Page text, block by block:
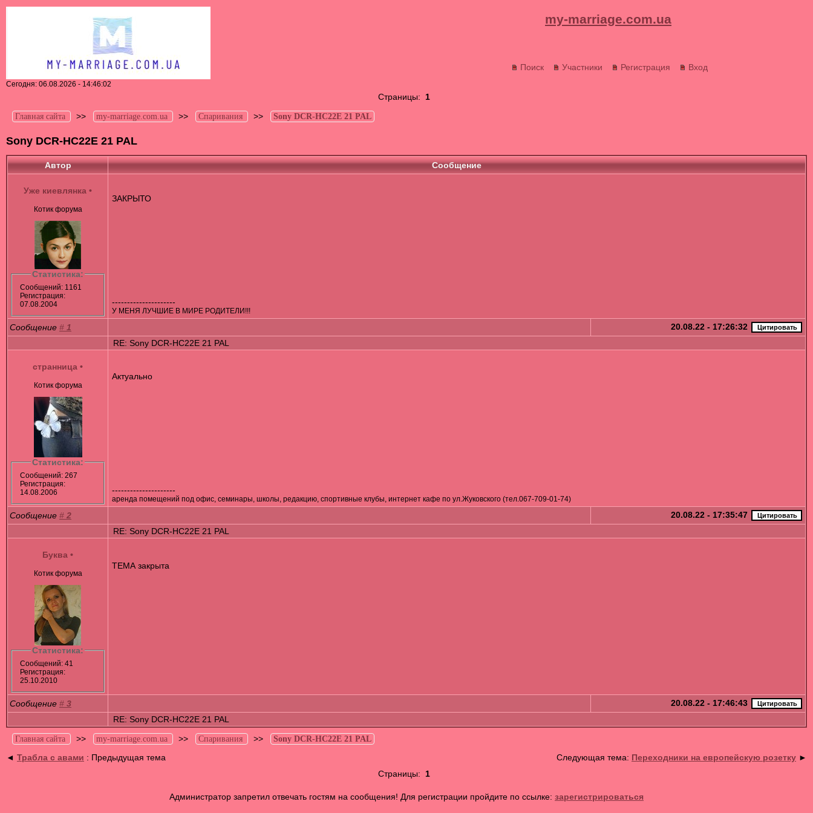
my-marriage.com.ua
Поиск Участники Регистрация Вход
Сегодня: 06.08.2026 - 14:46:02
Страницы: 1
Главная сайта >> my-marriage.com.ua >> Спаривания >> Sony DCR-HC22E 21 PAL
Sony DCR-HC22E 21 PAL
Автор Сообщение
Уже киевлянка •
Котик форума
Статистика:
Сообщений: 1161
Регистрация:
07.08.2004
ЗАКРЫТО
---------------------
У МЕНЯ ЛУЧШИЕ В МИРЕ РОДИТЕЛИ!!!
Сообщение # 1
20.08.22 - 17:26:32
RE: Sony DCR-HC22E 21 PAL
cтранница •
Котик форума
Статистика:
Сообщений: 267
Регистрация:
14.08.2006
Актуально
---------------------
аренда помещений под офис, семинары, школы, редакцию, спортивные клубы, интернет кафе по ул.Жуковского (тел.067-709-01-74)
Сообщение # 2
20.08.22 - 17:35:47
RE: Sony DCR-HC22E 21 PAL
Буква •
Котик форума
Статистика:
Сообщений: 41
Регистрация:
25.10.2010
ТЕМА закрыта
Сообщение # 3
20.08.22 - 17:46:43
RE: Sony DCR-HC22E 21 PAL
Главная сайта >> my-marriage.com.ua >> Спаривания >> Sony DCR-HC22E 21 PAL
◄ Трабла с авами : Предыдущая тема Следующая тема: Переходники на европейскую розетку ►
Страницы: 1
Администратор запретил отвечать гостям на сообщения! Для регистрации пройдите по ссылке: зарегистрироваться